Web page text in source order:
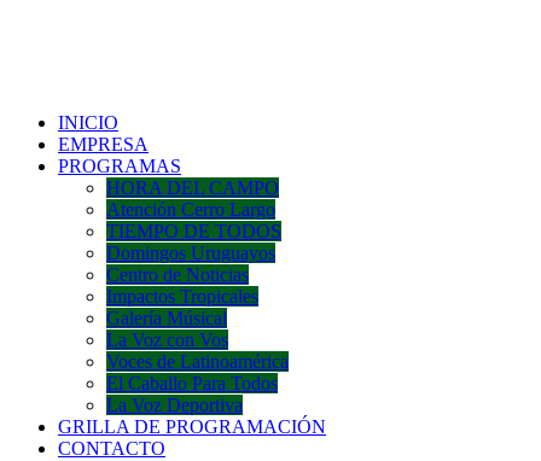
INICIO
EMPRESA
PROGRAMAS
HORA DEL CAMPO
Atención Cerro Largo
TIEMPO DE TODOS
Domingos Uruguayos
Centro de Noticias
Impactos Tropicales
Galería Músical
La Voz con Vos
Voces de Latinoamérica
El Caballo Para Todos
La Voz Deportiva
GRILLA DE PROGRAMACIÓN
CONTACTO